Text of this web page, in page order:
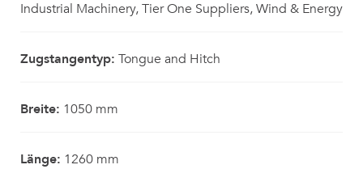
Industrial Machinery, Tier One Suppliers, Wind & Energy
Zugstangentyp: Tongue and Hitch
Breite: 1050 mm
Länge: 1260 mm